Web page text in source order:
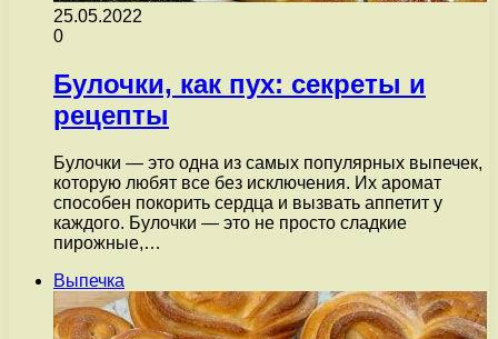
25.05.2022
0
Булочки, как пух: секреты и
рецепты
Булочки — это одна из самых популярных выпечек,
которую любят все без исключения. Их аромат
способен покорить сердца и вызвать аппетит у
каждого. Булочки — это не просто сладкие
пирожные,…
Выпечка